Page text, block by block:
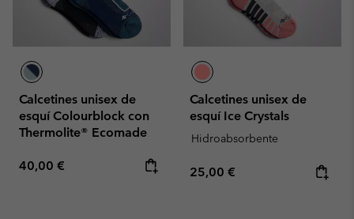
Calcetines unisex de
esquí Colourblock con
Thermolite® Ecomade
Regular price:
40,00 €
Calcetines unisex de
esquí Ice Crystals
Hidroabsorbente
Regular price:
25,00 €